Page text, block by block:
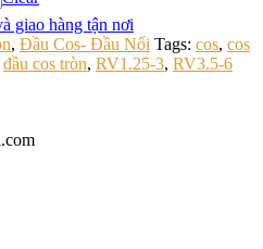
giao hàng tận nơi
, Đầu Cos- Đầu Nối Tags: cos, cos
đầu cos tròn, RV1.25-3, RV3.5-6